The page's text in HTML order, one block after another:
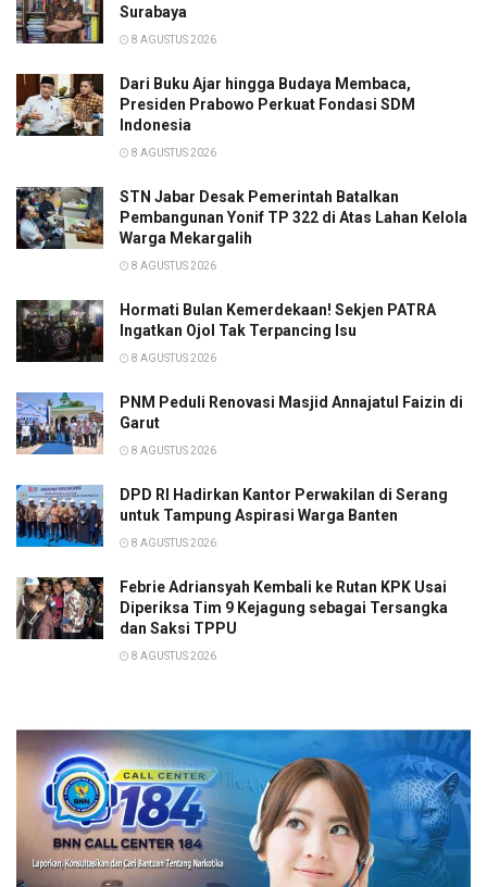
Surabaya
8 AGUSTUS 2026
Dari Buku Ajar hingga Budaya Membaca,
Presiden Prabowo Perkuat Fondasi SDM
Indonesia
8 AGUSTUS 2026
STN Jabar Desak Pemerintah Batalkan
Pembangunan Yonif TP 322 di Atas Lahan Kelola
Warga Mekargalih
8 AGUSTUS 2026
Hormati Bulan Kemerdekaan! Sekjen PATRA
Ingatkan Ojol Tak Terpancing Isu
8 AGUSTUS 2026
PNM Peduli Renovasi Masjid Annajatul Faizin di
Garut
8 AGUSTUS 2026
DPD RI Hadirkan Kantor Perwakilan di Serang
untuk Tampung Aspirasi Warga Banten
8 AGUSTUS 2026
Febrie Adriansyah Kembali ke Rutan KPK Usai
Diperiksa Tim 9 Kejagung sebagai Tersangka
dan Saksi TPPU
8 AGUSTUS 2026